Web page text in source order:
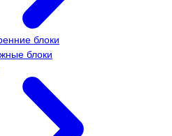
блоки
блоки